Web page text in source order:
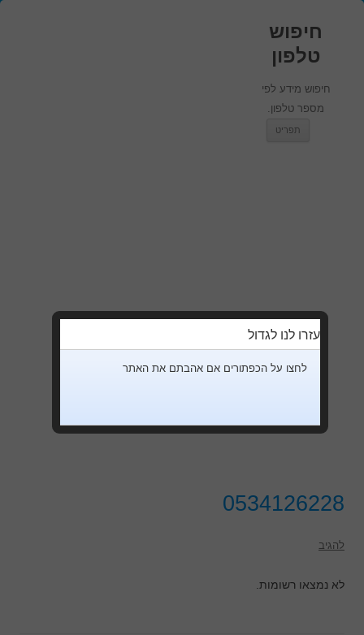
חיפוש
טלפון
חיפוש מידע לפי
מספר טלפון.
תפריט
0534126228
להגיב
לא נמצאו רשומות.
עזרו לנו לגדול
לחצו על הכפתורים אם אהבתם את האתר